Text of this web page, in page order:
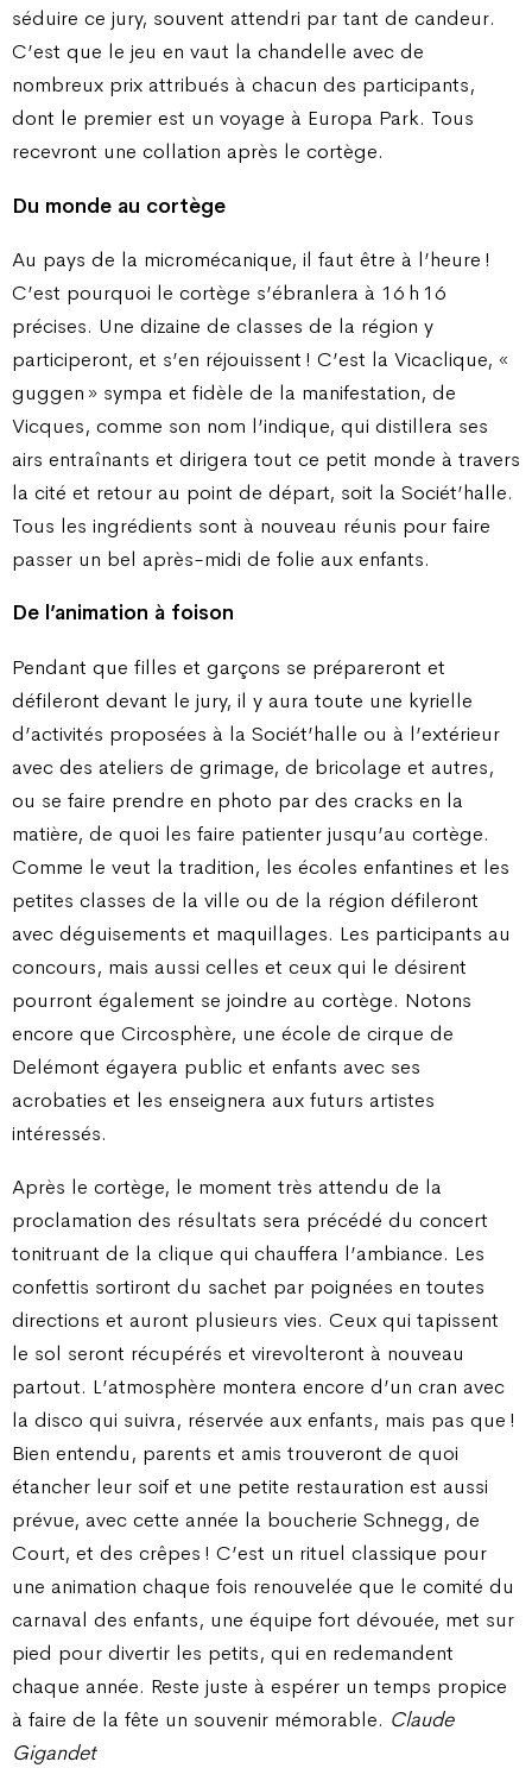
séduire ce jury, souvent attendri par tant de candeur.
C’est que le jeu en vaut la chandelle avec de
nombreux prix attribués à chacun des participants,
dont le premier est un voyage à Europa Park. Tous
recevront une collation après le cortège.
Du monde au cortège
Au pays de la micromécanique, il faut être à l’heure !
C’est pourquoi le cortège s’ébranlera à 16 h 16
précises. Une dizaine de classes de la région y
participeront, et s’en réjouissent ! C’est la Vicaclique, «
guggen » sympa et fidèle de la manifestation, de
Vicques, comme son nom l’indique, qui distillera ses
airs entraînants et dirigera tout ce petit monde à travers
la cité et retour au point de départ, soit la Sociét’halle.
Tous les ingrédients sont à nouveau réunis pour faire
passer un bel après-midi de folie aux enfants.
De l’animation à foison
Pendant que filles et garçons se prépareront et
défileront devant le jury, il y aura toute une kyrielle
d’activités proposées à la Sociét’halle ou à l’extérieur
avec des ateliers de grimage, de bricolage et autres,
ou se faire prendre en photo par des cracks en la
matière, de quoi les faire patienter jusqu’au cortège.
Comme le veut la tradition, les écoles enfantines et les
petites classes de la ville ou de la région défileront
avec déguisements et maquillages. Les participants au
concours, mais aussi celles et ceux qui le désirent
pourront également se joindre au cortège. Notons
encore que Circosphère, une école de cirque de
Delémont égayera public et enfants avec ses
acrobaties et les enseignera aux futurs artistes
intéressés.
Après le cortège, le moment très attendu de la
proclamation des résultats sera précédé du concert
tonitruant de la clique qui chauffera l’ambiance. Les
confettis sortiront du sachet par poignées en toutes
directions et auront plusieurs vies. Ceux qui tapissent
le sol seront récupérés et virevolteront à nouveau
partout. L’atmosphère montera encore d’un cran avec
la disco qui suivra, réservée aux enfants, mais pas que !
Bien entendu, parents et amis trouveront de quoi
étancher leur soif et une petite restauration est aussi
prévue, avec cette année la boucherie Schnegg, de
Court, et des crêpes ! C’est un rituel classique pour
une animation chaque fois renouvelée que le comité du
carnaval des enfants, une équipe fort dévouée, met sur
pied pour divertir les petits, qui en redemandent
chaque année. Reste juste à espérer un temps propice
à faire de la fête un souvenir mémorable. Claude
Gigandet